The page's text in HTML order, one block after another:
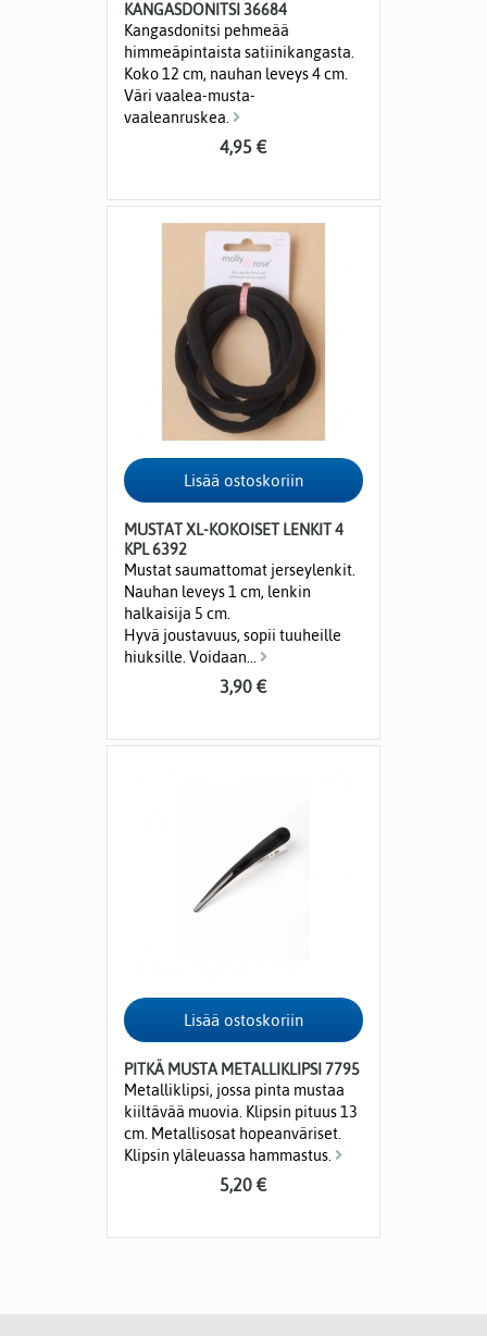
KANGASDONITSI 36684
Kangasdonitsi pehmeää
himmeäpintaista satiinikangasta.
Koko 12 cm, nauhan leveys 4 cm.
Väri vaalea-musta-
vaaleanruskea.
4,95 €
MUSTAT XL-KOKOISET LENKIT 4
KPL 6392
Mustat saumattomat jerseylenkit.
Nauhan leveys 1 cm, lenkin
halkaisija 5 cm.
Hyvä joustavuus, sopii tuuheille
hiuksille. Voidaan...
3,90 €
PITKÄ MUSTA METALLIKLIPSI 7795
Metalliklipsi, jossa pinta mustaa
kiiltävää muovia. Klipsin pituus 13
cm. Metallisosat hopeanväriset.
Klipsin yläleuassa hammastus.
5,20 €